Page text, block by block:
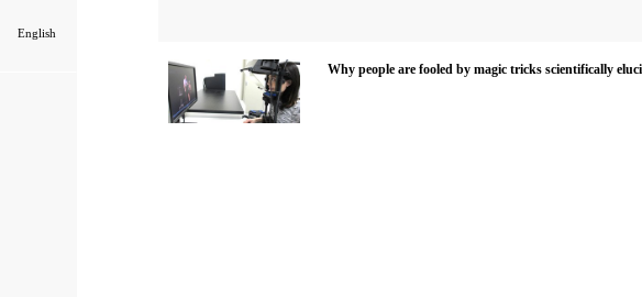
English
Why people are fooled by magic tricks scientifically